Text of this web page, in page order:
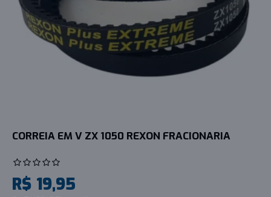
CORREIA EM V ZX 1050 REXON FRACIONARIA
R$ 19,95